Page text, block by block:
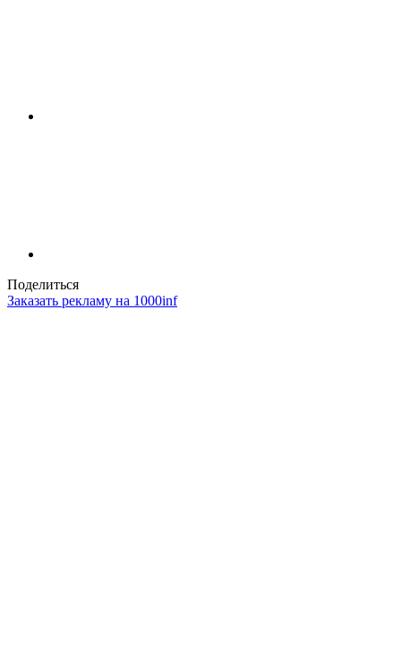
Поделиться
Заказать рекламу на 1000inf